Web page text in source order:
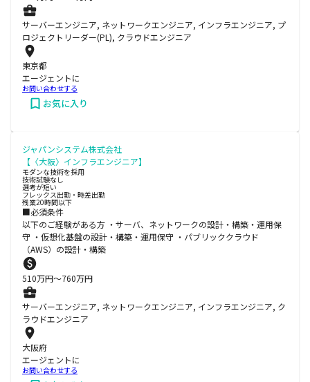
サーバーエンジニア, ネットワークエンジニア, インフラエンジニア, プ
ロジェクトリーダー(PL), クラウドエンジニア
東京都
エージェントに
お問い合わせする
お気に入り
ジャパンシステム株式会社
【〈大阪〉インフラエンジニア】
モダンな技術を採用
技術試験なし
選考が短い
フレックス出勤・時差出勤
残業20時間以下
■必須条件
以下のご経験がある方 ・サーバ、ネットワークの設計・構築・運用保
守 ・仮想化基盤の設計・構築・運用保守 ・パブリッククラウド
（AWS）の設計・構築
510万円〜760万円
サーバーエンジニア, ネットワークエンジニア, インフラエンジニア, ク
ラウドエンジニア
大阪府
エージェントに
お問い合わせする